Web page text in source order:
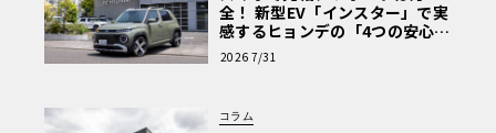
全！ 新型EV「インスター」で実
感するヒョンデの「4つの安心」
【第1回・ヒョンデ6つの疑問：
Why? Hyundai?】〈PR〉
2026 7/31
コラム